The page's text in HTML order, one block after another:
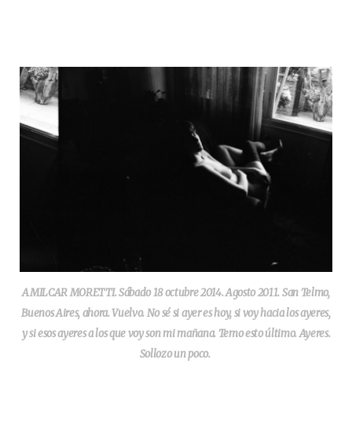
AMILCAR MORETTI. Sábado 18 octubre 2014. Agosto 2011. San Telmo,
Buenos Aires, ahora. Vuelvo. No sé si ayer es hoy, si voy hacia los ayeres,
y si esos ayeres a los que voy son mi mañana. Temo esto último. Ayeres.
Sollozo un poco.